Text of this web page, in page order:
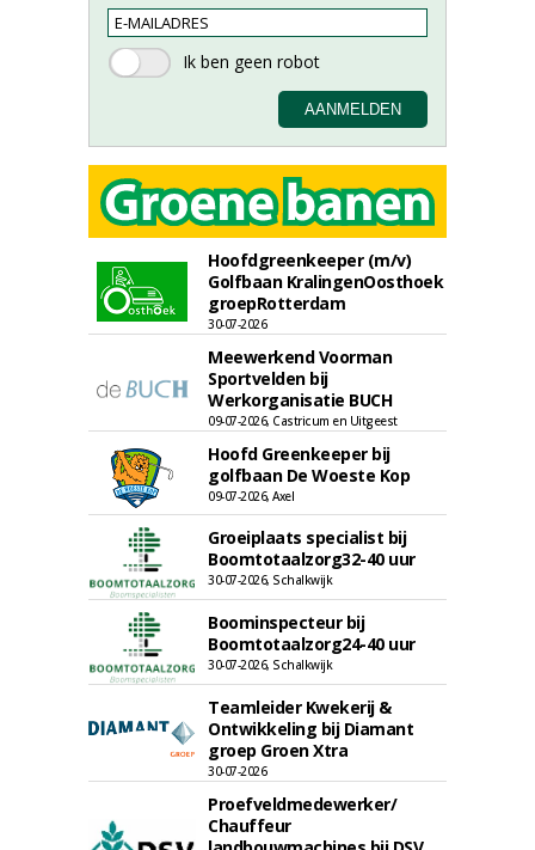
Hoofdgreenkeeper (m/v)
Golfbaan KralingenOosthoek
groepRotterdam
30-07-2026
Meewerkend Voorman
Sportvelden bij
Werkorganisatie BUCH
09-07-2026, Castricum en Uitgeest
Hoofd Greenkeeper bij
golfbaan De Woeste Kop
09-07-2026, Axel
Groeiplaats specialist bij
Boomtotaalzorg32-40 uur
30-07-2026, Schalkwijk
Boominspecteur bij
Boomtotaalzorg24-40 uur
30-07-2026, Schalkwijk
Teamleider Kwekerij &
Ontwikkeling bij Diamant
groep Groen Xtra
30-07-2026
Proefveldmedewerker/
Chauffeur